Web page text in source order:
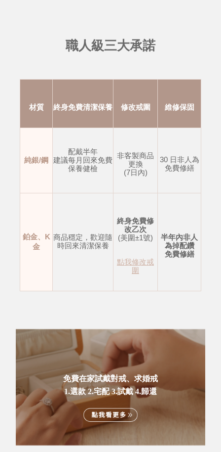
職人級三大承諾
材質 終身免費清潔保養 修改戒圍 維修保固
純銀/鋼
配戴半年
建議每月回來免費
保養健檢
非客製商品
更換
(7日內)
30 日非人為
免費修繕
鉑金、K
金
商品穩定，歡迎隨
時回來清潔保養
終身免費修
改乙次
(美圍±1號)
點我修改戒
圍
半年內非人
為掉配鑽
免費修繕
免費在家試戴對戒、求婚戒
1.選款 2.宅配 3.試戴 4.歸還